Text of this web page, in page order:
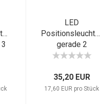
LED
Positionsleuchten
gerade 2
Funtkionen
35,20 EUR
17,60 EUR pro Stück